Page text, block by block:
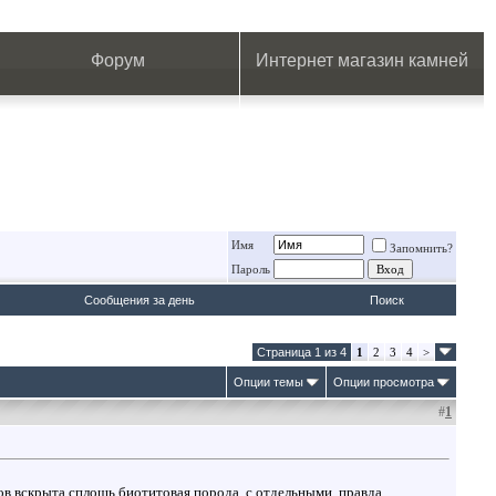
Форум Интернет магазин камней
Имя
Запомнить?
Пароль
Сообщения за день Поиск
Страница 1 из 4 1 2 3 4 >
Опции темы Опции просмотра
#1
сплошь биотитовая порода, с отдельными, правда,